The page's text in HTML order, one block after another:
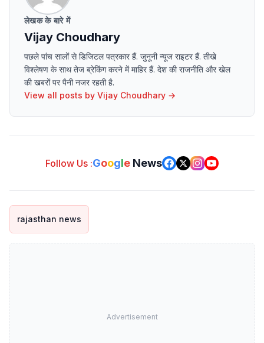
लेखक के बारे में
Vijay Choudhary
पछले पांच सालों से डिजिटल पत्रकार हैं. जुनूनी न्यूज राइटर हैं. तीखे
विश्लेषण के साथ तेज ब्रेकिंग करने में माहिर हैं. देश की राजनीति और खेल
की खबरों पर पैनी नजर रहती है.
View all posts by Vijay Choudhary →
Follow Us :Google News
rajasthan news
Advertisement